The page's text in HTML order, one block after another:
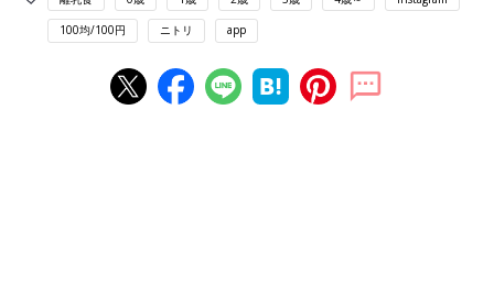
100均/100円 ニトリ app